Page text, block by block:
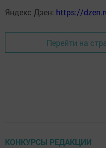
Яндекс Дзен: https://
Перейти на
КОНКУРСЫ РЕДАКЦИИ